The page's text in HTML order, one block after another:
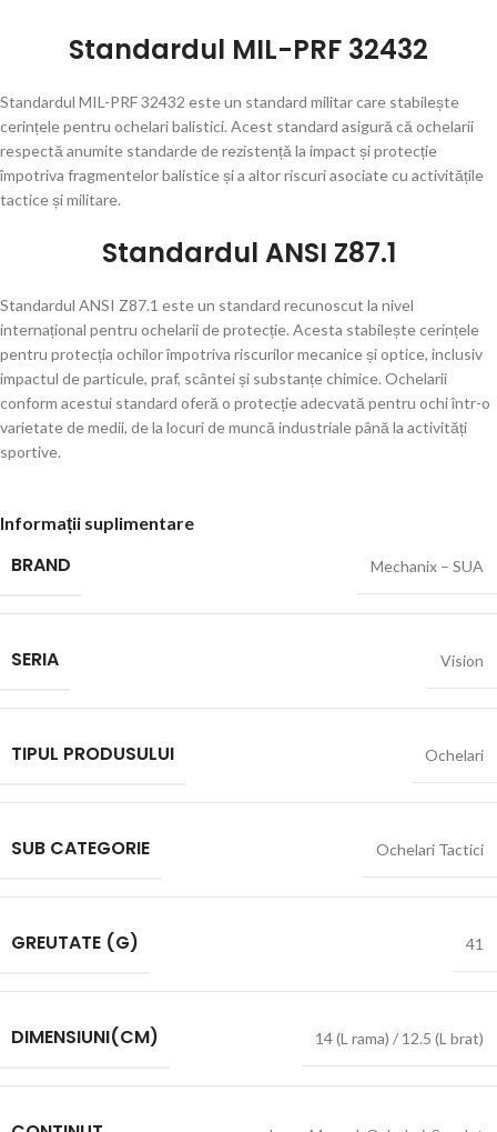
Standardul MIL-PRF 32432
Standardul MIL-PRF 32432 este un standard militar care stabilește
cerințele pentru ochelari balistici. Acest standard asigură că ochelarii
respectă anumite standarde de rezistență la impact și protecție
împotriva fragmentelor balistice și a altor riscuri asociate cu activitățile
tactice și militare.
Standardul ANSI Z87.1
Standardul ANSI Z87.1 este un standard recunoscut la nivel
internațional pentru ochelarii de protecție. Acesta stabilește cerințele
pentru protecția ochilor împotriva riscurilor mecanice și optice, inclusiv
impactul de particule, praf, scântei și substanțe chimice. Ochelarii
conform acestui standard oferă o protecție adecvată pentru ochi într-o
varietate de medii, de la locuri de muncă industriale până la activități
sportive.
Informații suplimentare
BRAND Mechanix – SUA
SERIA Vision
TIPUL PRODUSULUI Ochelari
SUB CATEGORIE Ochelari Tactici
GREUTATE (G) 41
DIMENSIUNI(CM) 14 (L rama) / 12.5 (L brat)